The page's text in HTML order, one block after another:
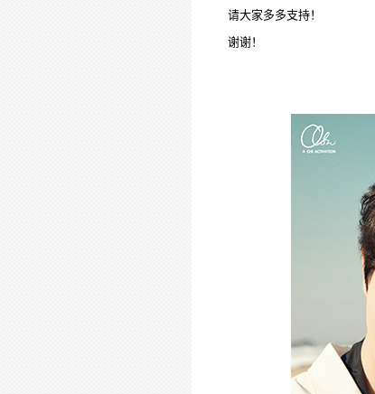
请大家多多支持！
谢谢！